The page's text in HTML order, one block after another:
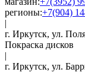
регионы:+7(904)
|
г. Иркутск, ул.
Покраска дисков
|
г. Иркутск, ул.